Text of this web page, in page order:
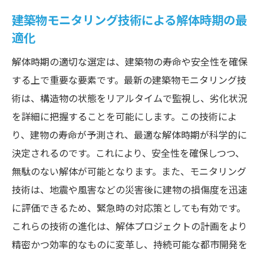
建築物モニタリング技術による解体時期の最
適化
解体時期の適切な選定は、建築物の寿命や安全性を確保
する上で重要な要素です。最新の建築物モニタリング技
術は、構造物の状態をリアルタイムで監視し、劣化状況
を詳細に把握することを可能にします。この技術によ
り、建物の寿命が予測され、最適な解体時期が科学的に
決定されるのです。これにより、安全性を確保しつつ、
無駄のない解体が可能となります。また、モニタリング
技術は、地震や風害などの災害後に建物の損傷度を迅速
に評価できるため、緊急時の対応策としても有効です。
これらの技術の進化は、解体プロジェクトの計画をより
精密かつ効率的なものに変革し、持続可能な都市開発を